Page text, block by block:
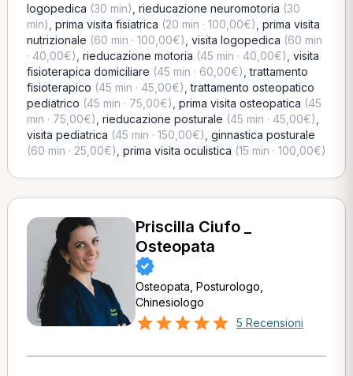
logopedica (30 min) rieducazione neuromotoria (30
min) prima visita fisiatrica (20 min · 100,00€) prima visita
nutrizionale (60 min · 100,00€) visita logopedica (60 min
· 40,00€) rieducazione motoria (45 min · 40,00€) visita
fisioterapica domiciliare (45 min · 60,00€) ,trattamento
fisioterapico (45 min · 45,00€) ,trattamento osteopatico
pediatrico (45 min · 75,00€) prima visita osteopatica (45
min · 75,00€) rieducazione posturale (45 min · 45,00€)
visita pediatrica (45 min · 150,00€) ginnastica posturale
(60 min · 25,00€) prima visita oculistica (15 min · 100,00€)
Priscilla Ciufo _
Osteopata
Osteopata, Posturologo,
Chinesiologo
5 Recensioni